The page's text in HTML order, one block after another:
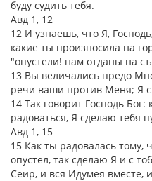
буду судить тебя.
Авд 1, 12
12 И узнаешь, что Я,
какие ты произносила на
"опустели! нам отданы на
13 Вы величались предо
речи ваши против Меня; Я
14 Так говорит Господь Бог:
радоваться, Я сделаю тебя
Авд 1, 15
15 Как ты радовалась тому,
опустел, так сделаю Я и с
Сеир, и вся Идумея вместе,